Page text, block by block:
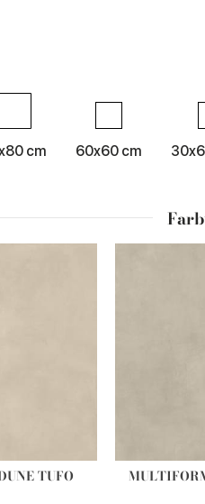
cm 60x60 cm
TUFO